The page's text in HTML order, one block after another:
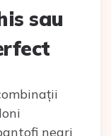
sau
negri